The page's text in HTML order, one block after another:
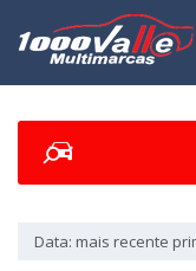
Data: mais recente